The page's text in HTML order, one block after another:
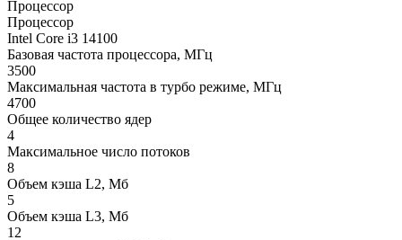
Процессор
Процессор
Intel Core i3 14100
Базовая частота процессора, МГц
3500
Максимальная частота в турбо режиме, МГц
4700
Общее количество ядер
4
Максимальное число потоков
8
Объем кэша L2, Мб
5
Объем кэша L3, Мб
12